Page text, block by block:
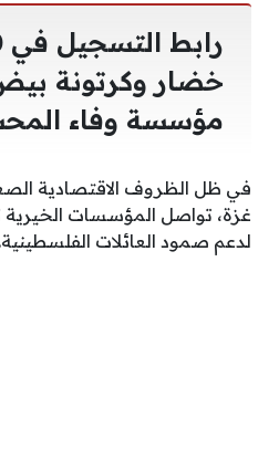
خضار وكرتونة
مؤسسة وفاء
في ظل الظروف الاقتصادية
غزة، تواصل المؤسسات الخيرية
لدعم صمود العائلات الفلسطينية.